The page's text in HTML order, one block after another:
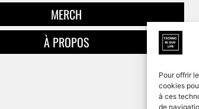
Pour offrir
cookies
à ces
de
MERCH
À PROPOS